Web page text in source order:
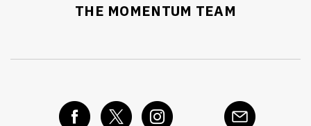
THE MOMENTUM TEAM